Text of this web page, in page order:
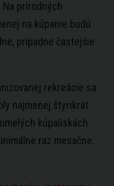
prírodných
na kúpanie budú
prípadne častejšie
rekreácie sa
najmenej štyrikrát
kúpaliskách
raz mesačne.